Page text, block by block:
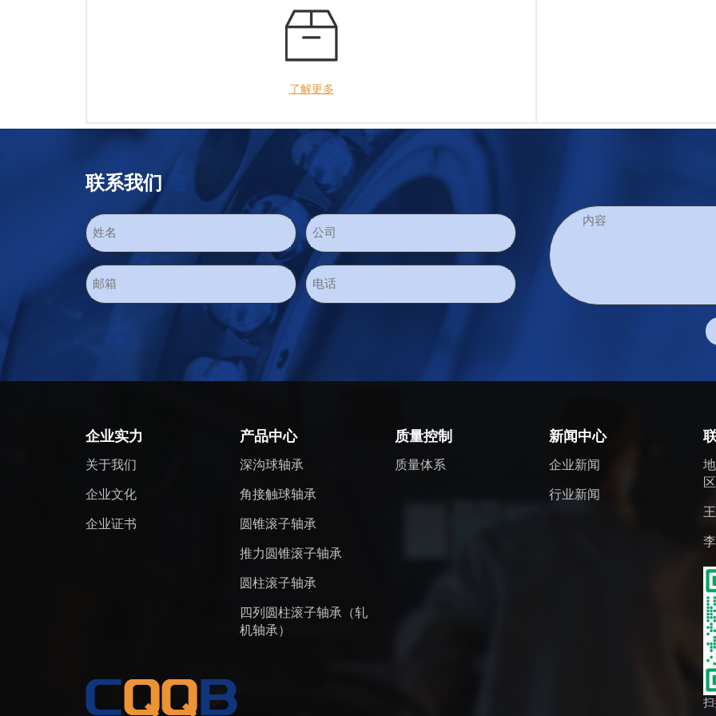
了解更多
联系我们
企业实力
关于我们
企业文化
企业证书
产品中心
深沟球轴承
角接触球轴承
圆锥滚子轴承
推力圆锥滚子轴承
圆柱滚子轴承
四列圆柱滚子轴承（轧
机轴承）
质量控制
质量体系
新闻中心
企业新闻
行业新闻